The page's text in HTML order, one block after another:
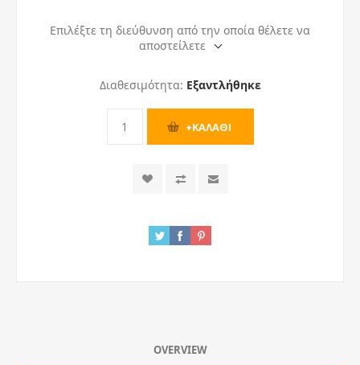
Επιλέξτε τη διεύθυνση από την οποία θέλετε να
αποστείλετε
Διαθεσιμότητα: Εξαντλήθηκε
OVERVIEW